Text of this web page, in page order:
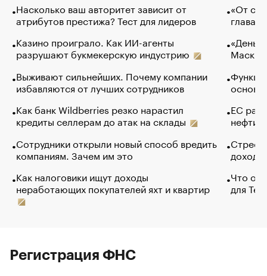
Насколько ваш авторитет зависит от
атрибутов престижа? Тест для лидеров
Казино проиграло. Как ИИ-агенты
разрушают букмекерскую индустрию
Выживают сильнейших. Почему компании
избавляются от лучших сотрудников
Как банк Wildberries резко нарастил
кредиты селлерам до атак на склады
Сотрудники открыли новый способ вредить
компаниям. Зачем им это
Как налоговики ищут доходы
неработающих покупателей яхт и квартир
«От
глава
Маск в
основ
ЕС
нефти
Что
для
Регистрация ФНС